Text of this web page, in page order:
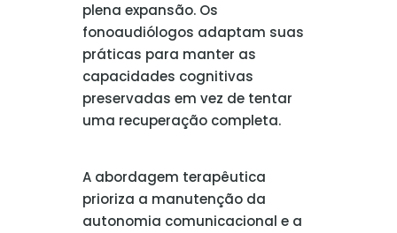
plena expansão. Os
fonoaudiólogos adaptam suas
práticas para manter as
capacidades cognitivas
preservadas em vez de tentar
uma recuperação completa.
A abordagem terapêutica
prioriza a manutenção da
autonomia comunicacional e a